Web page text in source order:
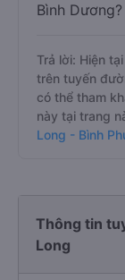
Bình Dương?
Trả lời: Hiện
trên tuyến
có thể tham
này tại trang
Long - Bình
Thông tin
Long